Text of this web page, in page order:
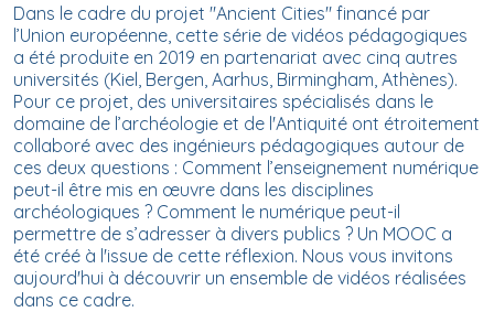
Dans le cadre du projet "Ancient Cities" financé par
l’Union européenne, cette série de vidéos pédagogiques
a été produite en 2019 en partenariat avec cinq autres
universités (Kiel, Bergen, Aarhus, Birmingham, Athènes).
Pour ce projet, des universitaires spécialisés dans le
domaine de l’archéologie et de l'Antiquité ont étroitement
collaboré avec des ingénieurs pédagogiques autour de
ces deux questions : Comment l’enseignement numérique
peut-il être mis en œuvre dans les disciplines
archéologiques ? Comment le numérique peut-il
permettre de s’adresser à divers publics ? Un MOOC a
été créé à l'issue de cette réflexion. Nous vous invitons
aujourd'hui à découvrir un ensemble de vidéos réalisées
dans ce cadre.